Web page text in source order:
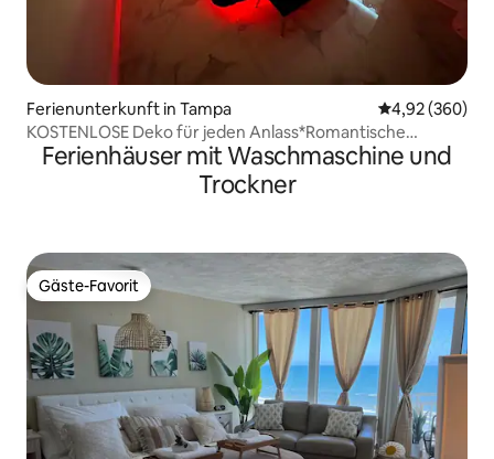
Ferienunterkunft in Tampa
4,92 (360)
KOSTENLOSE Deko für jeden Anlass*Romantische
Auszeit*Entspannungsbad
Ferienhäuser mit Waschmaschine und
Trockner
Gäste-Favorit
Gäste-Favorit